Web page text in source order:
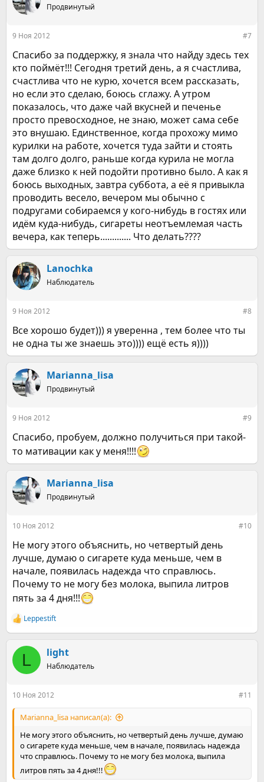
Продвинутый
9 Ноя 2012 #7
Спасибо за поддержку, я знала что найду здесь тех
кто поймёт!!! Сегодня третий день, а я счастлива,
счастлива что не курю, хочется всем рассказать,
но если это сделаю, боюсь сглажу. А утром
показалось, что даже чай вкусней и печенье
просто превосходное, не знаю, может сама себе
это внушаю. Единственное, когда прохожу мимо
курилки на работе, хочется туда зайти и стоять
там долго долго, раньше когда курила не могла
даже близко к ней подойти противно было. А как я
боюсь выходных, завтра суббота, а её я привыкла
проводить весело, вечером мы обычно с
подругами собираемся у кого-нибудь в гостях или
идём куда-нибудь, сигареты неотъемлемая часть
вечера, как теперь............. Что делать????
Lanochka
Наблюдатель
9 Ноя 2012 #8
Все хорошо будет))) я уверенна , тем более что ты
не одна ты же знаешь это)))) ещё есть я))))
Marianna_lisa
Продвинутый
9 Ноя 2012 #9
Спасибо, пробуем, должно получиться при такой-
то мативации как у меня!!!!
Marianna_lisa
Продвинутый
10 Ноя 2012 #10
Не могу этого объяснить, но четвертый день
лучше, думаю о сигарете куда меньше, чем в
начале, появилась надежда что справлюсь.
Почему то не могу без молока, выпила литров
пять за 4 дня!!!
Р
е
к
ц
и
Leppestift
L light
Наблюдатель
10 Ноя 2012 #11
Marianna_lisa написал(а):
Не могу этого объяснить, но четвертый день лучше, думаю
о сигарете куда меньше, чем в начале, появилась надежда
что справлюсь. Почему то не могу без молока, выпила
литров пять за 4 дня!!!